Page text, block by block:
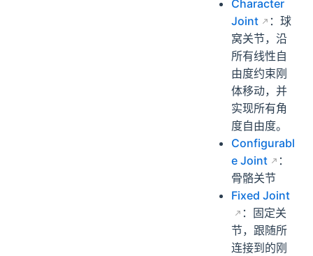
Character
Joint
：球
窝关节，沿
所有线性自
由度约束刚
体移动，并
实现所有角
度自由度。
Configurabl
e Joint
：
骨骼关节
Fixed Joint
：固定关
节，跟随所
连接到的刚